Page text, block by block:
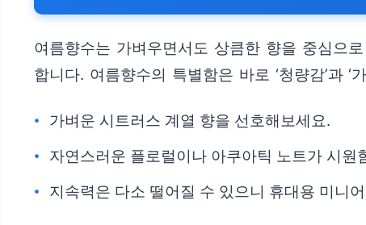
여름향수는 가벼우면서도 상큼한 향을 중심으
합니다. 여름향수의 특별함은 바로 ‘청량감’과 ‘
가벼운 시트러스 계열 향을 선호해보세요.
자연스러운 플로럴이나 아쿠아틱 노트가 시원
지속력은 다소 떨어질 수 있으니 휴대용 미니